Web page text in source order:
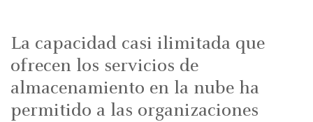
La capacidad casi ilimitada que
ofrecen los servicios de
almacenamiento en la nube ha
permitido a las organizaciones